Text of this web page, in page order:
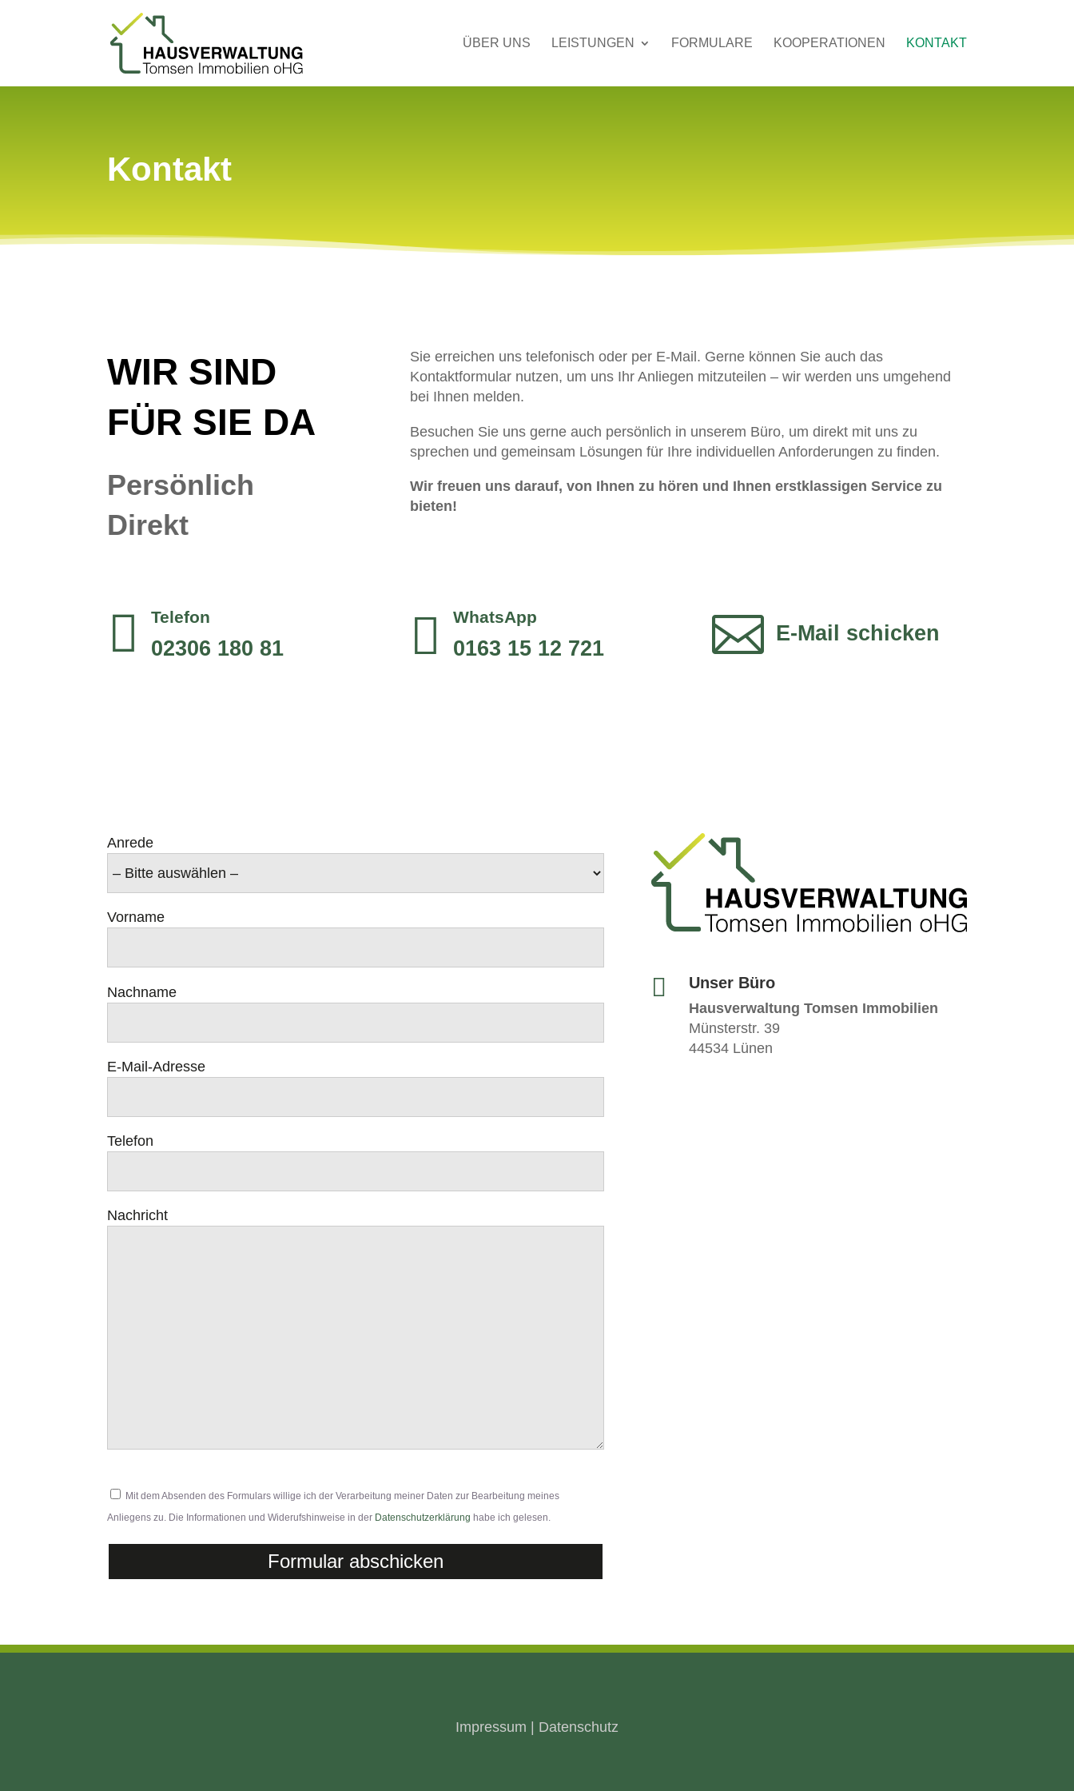
ÜBER UNS LEISTUNGEN FORMULARE KOOPERATIONEN KONTAKT
Kontakt
WIR SIND
FÜR SIE DA
Persönlich
Direkt
Sie erreichen uns telefonisch oder per E-Mail. Gerne können Sie auch das
Kontaktformular nutzen, um uns Ihr Anliegen mitzuteilen – wir werden uns umgehend
bei Ihnen melden.
Besuchen Sie uns gerne auch persönlich in unserem Büro, um direkt mit uns zu
sprechen und gemeinsam Lösungen für Ihre individuellen Anforderungen zu finden.
Wir freuen uns darauf, von Ihnen zu hören und Ihnen erstklassigen Service zu
bieten!
 Telefon
02306 180 81  WhatsApp
0163 15 12 721  E-Mail schicken
Anrede
Vorname
Nachname
E-Mail-Adresse
Telefon
Nachricht
Mit dem Absenden des Formulars willige ich der Verarbeitung meiner Daten zur Bearbeitung meines
Anliegens zu. Die Informationen und Widerufshinweise in der Datenschutzerklärung habe ich gelesen.
 Unser Büro
Hausverwaltung Tomsen Immobilien
Münsterstr. 39
44534 Lünen
Impressum | Datenschutz